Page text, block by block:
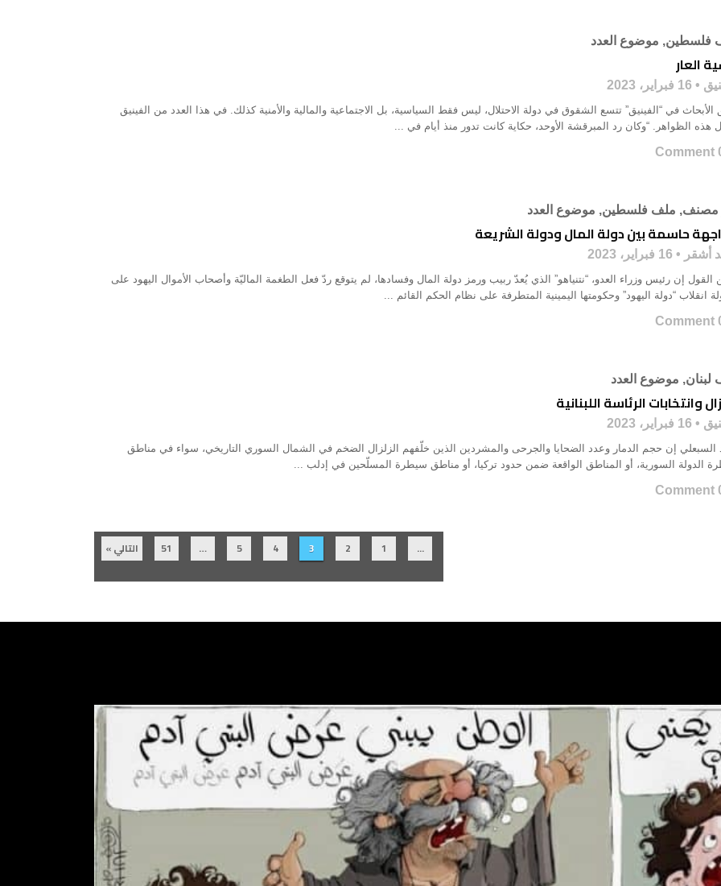
فلسطين, موضوع العدد
العار
16 فبراير، 2023
الأبحاث في “الفينيق” تتسع الشقوق في دولة الاحتلال، ليس فقط السياسية، بل الاجتماعية والمالية والأمنية كذلك. في هذا العدد من الفينيق
هذه الظواهر. “وكان رد المبرقشة الأوحد، حكاية كانت تدور منذ أيام في ...
0
مصنف, ملف فلسطين, موضوع العدد
حاسمة بين دولة المال ودولة الشريعة
أشقر 16 فبراير، 2023
القول إن رئيس وزراء العدو، “نتنياهو” الذي يُعدّ ربيب ورمز دولة المال وفسادها، لم يتوقع ردّ فعل الطغمة الماليّة وأصحاب الأموال اليهود على
انقلاب “دولة اليهود” وحكومتها اليمينية المتطرفة على نظام الحكم القائم ...
0
لبنان, موضوع العدد
وانتخابات الرئاسة اللبنانية
16 فبراير، 2023
السبعلي إن حجم الدمار وعدد الضحايا والجرحى والمشردين الذين خلّفهم الزلزال الضخم في الشمال السوري التاريخي، سواء في مناطق
الدولة السورية، أو المناطق الواقعة ضمن حدود تركيا، أو مناطق سيطرة المسلّحين في إدلب ...
0
...
1
2
3
4
5
…
51 التالي »